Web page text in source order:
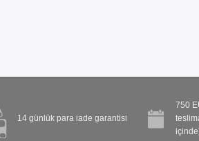
14 günlük para iade garantisi
750